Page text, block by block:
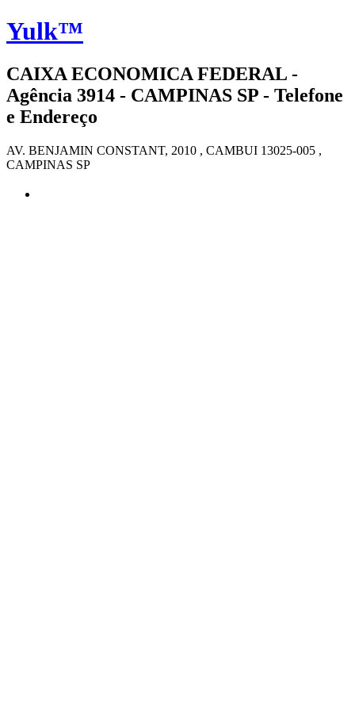
Yulk™
CAIXA ECONOMICA FEDERAL -
Agência 3914 - CAMPINAS SP - Telefone
e Endereço
AV. BENJAMIN CONSTANT, 2010 , CAMBUI 13025-005 ,
CAMPINAS SP